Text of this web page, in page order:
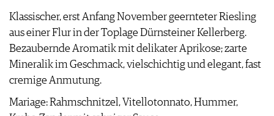
Klassischer, erst Anfang November geernteter Riesling
aus einer Flur in der Toplage Dürnsteiner Kellerberg.
Bezaubernde Aromatik mit delikater Aprikose; zarte
Mineralik im Geschmack, vielschichtig und elegant, fast
cremige Anmutung.
Mariage: Rahmschnitzel, Vitellotonnato, Hummer,